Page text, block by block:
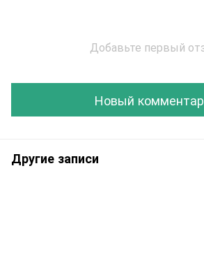
Добавьте первый
Новый
Другие записи